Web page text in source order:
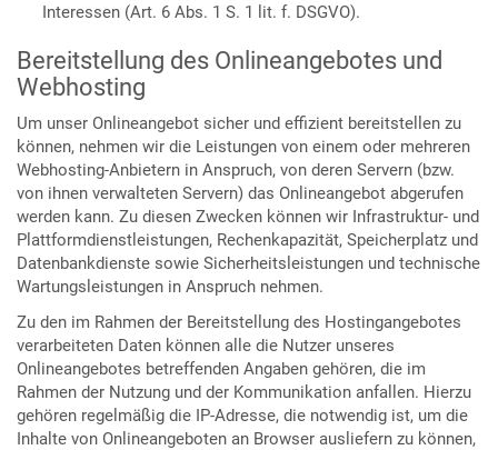
Interessen (Art. 6 Abs. 1 S. 1 lit. f. DSGVO).
Bereitstellung des Onlineangebotes und
Webhosting
Um unser Onlineangebot sicher und effizient bereitstellen zu
können, nehmen wir die Leistungen von einem oder mehreren
Webhosting-Anbietern in Anspruch, von deren Servern (bzw.
von ihnen verwalteten Servern) das Onlineangebot abgerufen
werden kann. Zu diesen Zwecken können wir Infrastruktur- und
Plattformdienstleistungen, Rechenkapazität, Speicherplatz und
Datenbankdienste sowie Sicherheitsleistungen und technische
Wartungsleistungen in Anspruch nehmen.
Zu den im Rahmen der Bereitstellung des Hostingangebotes
verarbeiteten Daten können alle die Nutzer unseres
Onlineangebotes betreffenden Angaben gehören, die im
Rahmen der Nutzung und der Kommunikation anfallen. Hierzu
gehören regelmäßig die IP-Adresse, die notwendig ist, um die
Inhalte von Onlineangeboten an Browser ausliefern zu können,